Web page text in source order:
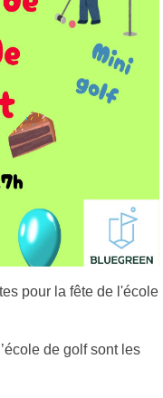
pour la fête de l'école
de golf sont les